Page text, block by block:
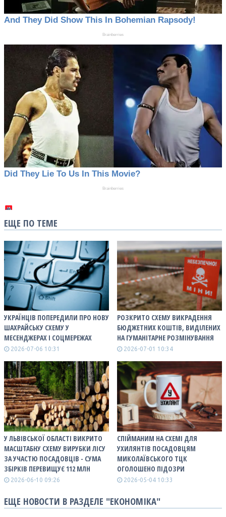
ЕЩЕ ПО ТЕМЕ
УКРАЇНЦІВ ПОПЕРЕДИЛИ ПРО НОВУ
ШАХРАЙСЬКУ СХЕМУ У
МЕСЕНДЖЕРАХ І СОЦМЕРЕЖАХ
2026-07-06 10:31
РОЗКРИТО СХЕМУ ВИКРАДЕННЯ
БЮДЖЕТНИХ КОШТІВ, ВИДІЛЕНИХ
НА ГУМАНІТАРНЕ РОЗМІНУВАННЯ
2026-07-01 10:34
У ЛЬВІВСЬКОЇ ОБЛАСТІ ВИКРИТО
МАСШТАБНУ СХЕМУ ВИРУБКИ ЛІСУ
ЗА УЧАСТЮ ПОСАДОВЦІВ - СУМА
ЗБІРКІВ ПЕРЕВИЩУЄ 112 МЛН
2026-06-10 09:26
СПІЙМАНИМ НА СХЕМІ ДЛЯ
УХИЛЯНТІВ ПОСАДОВЦЯМ
МИКОЛАЇВСЬКОГО ТЦК
ОГОЛОШЕНО ПІДОЗРИ
2026-05-04 10:33
ЕЩЕ НОВОСТИ В РАЗДЕЛЕ "ЕКОНОМІКА"